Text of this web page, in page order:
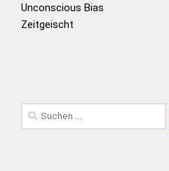
Unconscious Bias
Zeitgeischt